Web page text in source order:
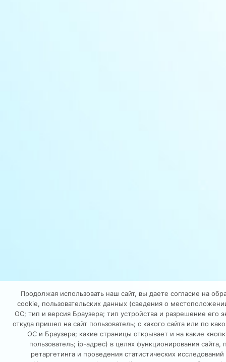
Продолжая использовать наш сайт, вы даете согласие на
cookie, пользовательских данных (сведения о
ОС; тип и версия Браузера; тип устройства и разрешение его
откуда пришел на сайт пользователь; с какого сайта или по
ОС и Браузера; какие страницы открывает и на какие
пользователь; ip-адрес) в целях функционирования сайта,
ретаргетинга и проведения статистических